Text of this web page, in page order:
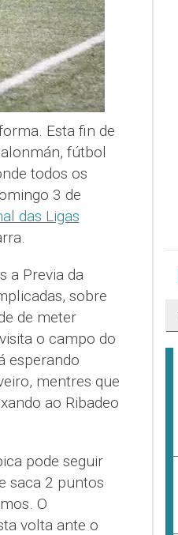
Esta fin de
fútbol
todos os
3 de
das Ligas
a Previa da
sobre
de meter
o campo do
esperando
mentres que
ao Ribadeo
pode seguir
saca 2 puntos
O
volta ante o